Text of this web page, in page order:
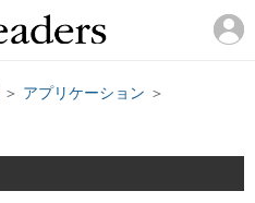
＞ アプリケーション ＞